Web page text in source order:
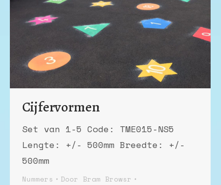
Cijfervormen
Set van 1-5 Code: TME015-NS5
Lengte: +/- 500mm Breedte: +/-
500mm
Nummers Door Bram Browsr